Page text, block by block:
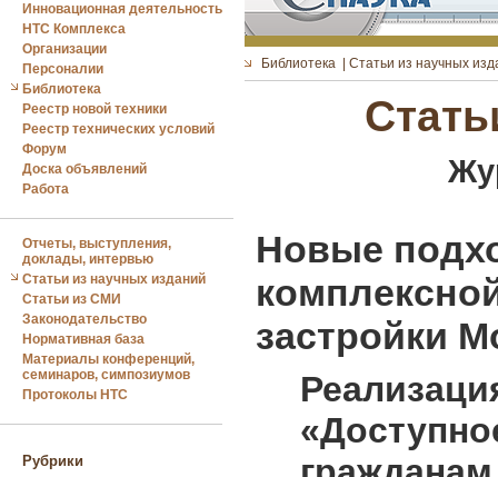
Инновационная деятельность
НТС Комплекса
Организации
Персоналии
Библиотека
Реестр новой техники
Реестр технических условий
Форум
Доска объявлений
Работа
Отчеты, выступления,
доклады, интервью
Статьи из научных изданий
Статьи из СМИ
Законодательство
Нормативная база
Материалы конференций,
семинаров, симпозиумов
Протоколы НТС
Рубрики
Библиотека Статьи из научных
Новые
застройки